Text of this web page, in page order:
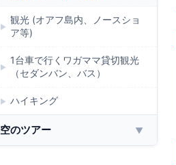
観光 (オアフ島内、ノースショ
ア等)
1台車で行くワガママ貸切観光
（セダンバン、バス）
ハイキング
空のツアー ▼